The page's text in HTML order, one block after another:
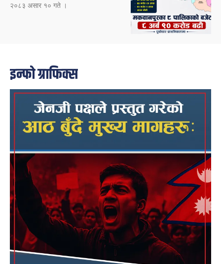
२०८३ असार १० गते ।
इन्फो ग्राफिक्स